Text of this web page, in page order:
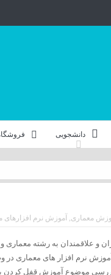
دانشجویی
معماری, آموزش نرم افزارهای
و علاقمندان به رشته معماری
نرم افزار های معماری در
موضوع آموزش قفل کردن